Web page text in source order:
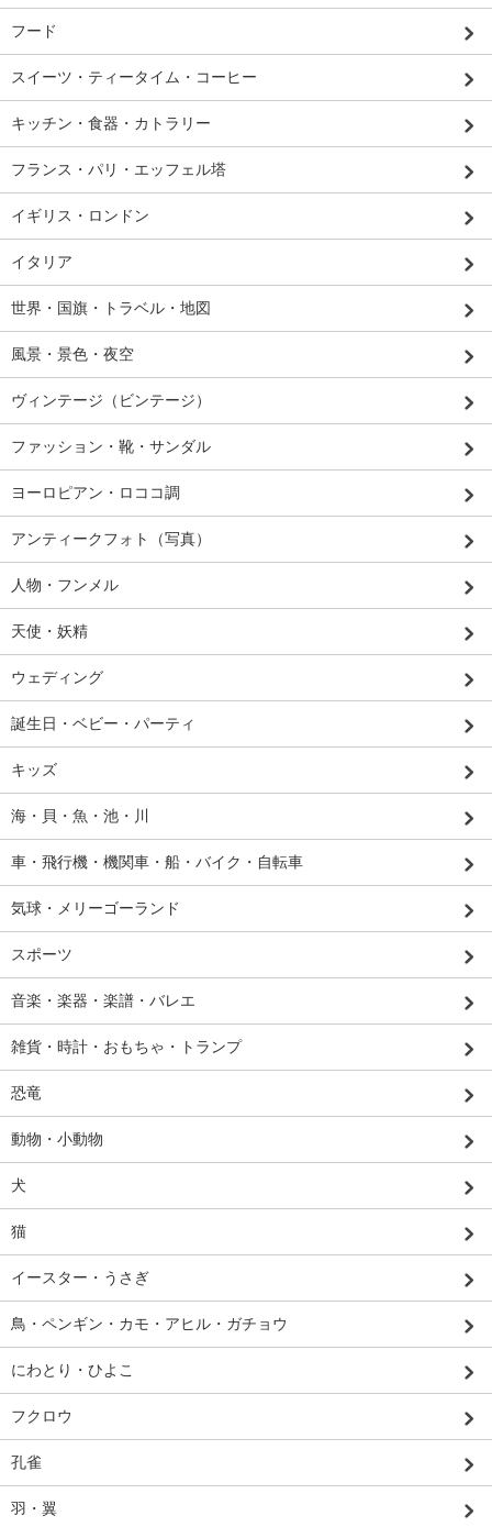
フード
スイーツ・ティータイム・コーヒー
キッチン・食器・カトラリー
フランス・パリ・エッフェル塔
イギリス・ロンドン
イタリア
世界・国旗・トラベル・地図
風景・景色・夜空
ヴィンテージ（ビンテージ）
ファッション・靴・サンダル
ヨーロピアン・ロココ調
アンティークフォト（写真）
人物・フンメル
天使・妖精
ウェディング
誕生日・ベビー・パーティ
キッズ
海・貝・魚・池・川
車・飛行機・機関車・船・バイク・自転車
気球・メリーゴーランド
スポーツ
音楽・楽器・楽譜・バレエ
雑貨・時計・おもちゃ・トランプ
恐竜
動物・小動物
犬
猫
イースター・うさぎ
鳥・ペンギン・カモ・アヒル・ガチョウ
にわとり・ひよこ
フクロウ
孔雀
羽・翼